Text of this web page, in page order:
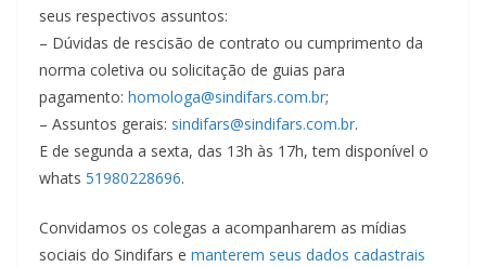
seus respectivos assuntos:
– Dúvidas de rescisão de contrato ou cumprimento da
norma coletiva ou solicitação de guias para
pagamento: homologa@sindifars.com.br;
– Assuntos gerais: sindifars@sindifars.com.br.
E de segunda a sexta, das 13h às 17h, tem disponível o
whats 51980228696.
Convidamos os colegas a acompanharem as mídias
sociais do Sindifars e manterem seus dados cadastrais